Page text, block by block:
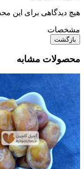
هیچ دیدگاهی برای این
مشخصات
بازگشت
محصولات مشابه